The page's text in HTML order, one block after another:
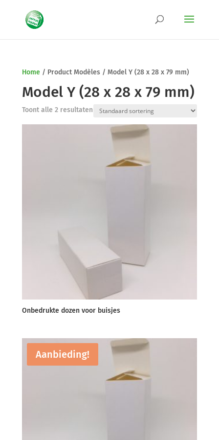
Home/ Product Modèles/ Model Y (28 x 28 x 79 mm)
Model Y (28 x 28 x 79 mm)
Toont alle 2 resultaten
Onbedrukte dozen voor buisjes
Aanbieding!